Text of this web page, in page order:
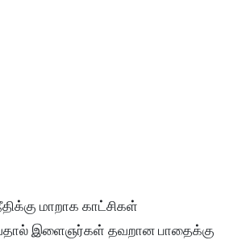
மாறாக காட்சிகள்
இளைஞர்கள் தவறான பாதைக்கு